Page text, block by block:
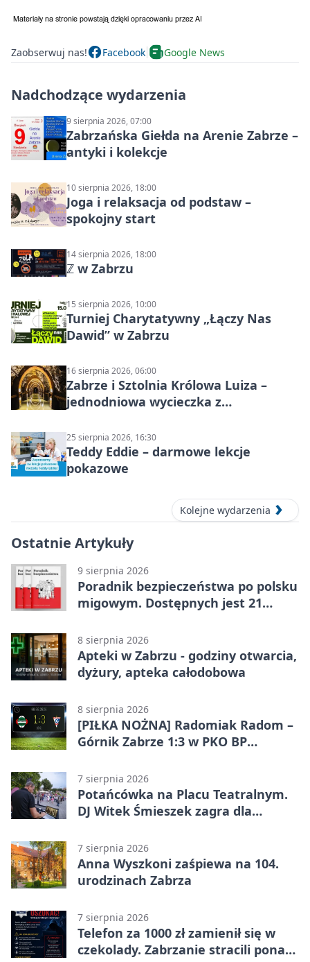
Zaobserwuj nas! Facebook Google News
Nadchodzące wydarzenia
9 sierpnia 2026, 07:00
Zabrzańska Giełda na Arenie Zabrze –
antyki i kolekcje
10 sierpnia 2026, 18:00
Joga i relaksacja od podstaw –
spokojny start
14 sierpnia 2026, 18:00
ℤ w Zabrzu
15 sierpnia 2026, 10:00
Turniej Charytatywny „Łączy Nas
Dawid” w Zabrzu
16 sierpnia 2026, 06:00
Zabrze i Sztolnia Królowa Luiza –
jednodniowa wycieczka z
miasta
25 sierpnia 2026, 16:30
Teddy Eddie – darmowe lekcje
pokazowe
Kolejne wydarzenia
Ostatnie Artykuły
9 sierpnia 2026
Poradnik bezpieczeństwa po polsku
migowym. Dostępnych jest 21
8 sierpnia 2026
Apteki w Zabrzu - godziny otwarcia,
dyżury, apteka całodobowa
8 sierpnia 2026
[PIŁKA NOŻNA] Radomiak Radom –
Górnik Zabrze 1:3 w PKO BP
Federico dał zabrzanom zwycięstwo
7 sierpnia 2026
Potańcówka na Placu Teatralnym.
DJ Witek Śmieszek zagra dla
7 sierpnia 2026
Anna Wyszkoni zaśpiewa na 104.
urodzinach Zabrza
7 sierpnia 2026
Telefon za 1000 zł zamienił się w
czekolady. Zabrzanie stracili ponad